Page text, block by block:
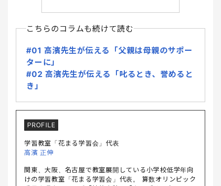
こちらのコラムも続けて読む
#01 高濱先生が伝える「父親は母親のサポー
ターに」
#02 高濱先生が伝える「叱るとき、誉めると
き」
PROFILE
学習教室「花まる学習会」代表
高濱 正伸
関東、大阪、名古屋で教室展開している小学校低学年向
けの学習教室「花まる学習会」代表。 算数オリンピック